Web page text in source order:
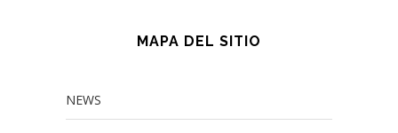
MAPA DEL SITIO
NEWS